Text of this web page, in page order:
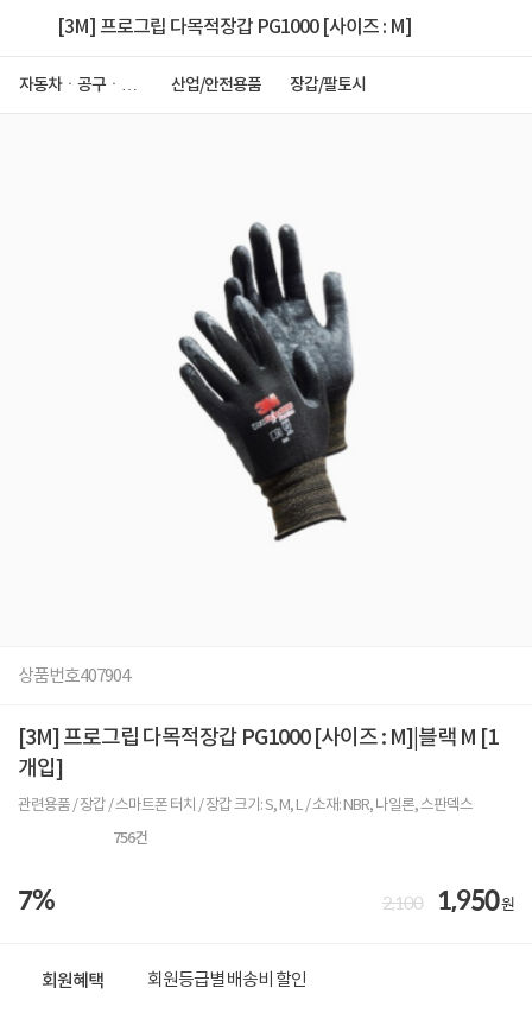
[3M] 프로그립 다목적장갑 PG1000 [사이즈 : M]
자동차ㆍ공구ㆍ안
산업/안전용품 장갑/팔토시
상품번호407904
[3M] 프로그립 다목적장갑 PG1000 [사이즈 : M]|블랙 M [1
개입]
관련용품 / 장갑 / 스마트폰 터치 / 장갑 크기: S, M, L / 소재: NBR, 나일론, 스판덱스
756건
7% 2,100 1,950원
회원혜택 회원등급별 배송비 할인